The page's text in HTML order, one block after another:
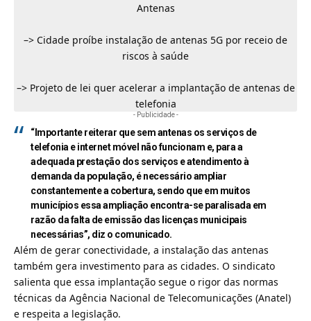
Antenas
–> Cidade proíbe instalação de antenas 5G por receio de
riscos à saúde
–> Projeto de lei quer acelerar a implantação de antenas de
telefonia
- Publicidade -
“Importante reiterar que sem antenas os serviços de
telefonia e internet móvel não funcionam e, para a
adequada prestação dos serviços e atendimento à
demanda da população, é necessário ampliar
constantemente a cobertura, sendo que em muitos
municípios essa ampliação encontra-se paralisada em
razão da falta de emissão das licenças municipais
necessárias”, diz o comunicado.
Além de gerar conectividade, a instalação das antenas
também gera investimento para as cidades. O sindicato
salienta que essa implantação segue o rigor das normas
técnicas da Agência Nacional de Telecomunicações (Anatel)
e respeita a legislação.